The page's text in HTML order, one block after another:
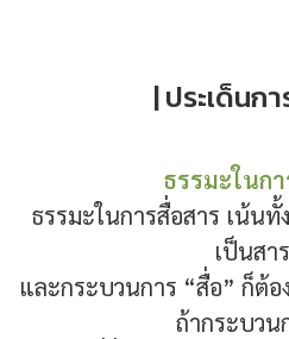
| ประเด็นก
ธรรมะในก
ธรรมะในการสื่อสาร เน้นทั้
เป็นสา
และกระบวนการ “สื่อ” ก็ต้
ถ้ากระบวน